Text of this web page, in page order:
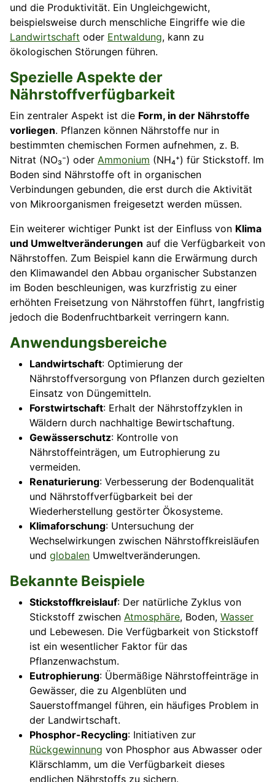
und die Produktivität. Ein Ungleichgewicht,
beispielsweise durch menschliche Eingriffe wie die
Landwirtschaft oder Entwaldung, kann zu
ökologischen Störungen führen.
Spezielle Aspekte der
Nährstoffverfügbarkeit
Ein zentraler Aspekt ist die Form, in der Nährstoffe
vorliegen. Pflanzen können Nährstoffe nur in
bestimmten chemischen Formen aufnehmen, z. B.
Nitrat (NO₃⁻) oder Ammonium (NH₄⁺) für Stickstoff. Im
Boden sind Nährstoffe oft in organischen
Verbindungen gebunden, die erst durch die Aktivität
von Mikroorganismen freigesetzt werden müssen.
Ein weiterer wichtiger Punkt ist der Einfluss von Klima
und Umweltveränderungen auf die Verfügbarkeit von
Nährstoffen. Zum Beispiel kann die Erwärmung durch
den Klimawandel den Abbau organischer Substanzen
im Boden beschleunigen, was kurzfristig zu einer
erhöhten Freisetzung von Nährstoffen führt, langfristig
jedoch die Bodenfruchtbarkeit verringern kann.
Anwendungsbereiche
Landwirtschaft: Optimierung der
Nährstoffversorgung von Pflanzen durch gezielten
Einsatz von Düngemitteln.
Forstwirtschaft: Erhalt der Nährstoffzyklen in
Wäldern durch nachhaltige Bewirtschaftung.
Gewässerschutz: Kontrolle von
Nährstoffeinträgen, um Eutrophierung zu
vermeiden.
Renaturierung: Verbesserung der Bodenqualität
und Nährstoffverfügbarkeit bei der
Wiederherstellung gestörter Ökosysteme.
Klimaforschung: Untersuchung der
Wechselwirkungen zwischen Nährstoffkreisläufen
und globalen Umweltveränderungen.
Bekannte Beispiele
Stickstoffkreislauf: Der natürliche Zyklus von
Stickstoff zwischen Atmosphäre, Boden, Wasser
und Lebewesen. Die Verfügbarkeit von Stickstoff
ist ein wesentlicher Faktor für das
Pflanzenwachstum.
Eutrophierung: Übermäßige Nährstoffeinträge in
Gewässer, die zu Algenblüten und
Sauerstoffmangel führen, ein häufiges Problem in
der Landwirtschaft.
Phosphor-Recycling: Initiativen zur
Rückgewinnung von Phosphor aus Abwasser oder
Klärschlamm, um die Verfügbarkeit dieses
endlichen Nährstoffs zu sichern.